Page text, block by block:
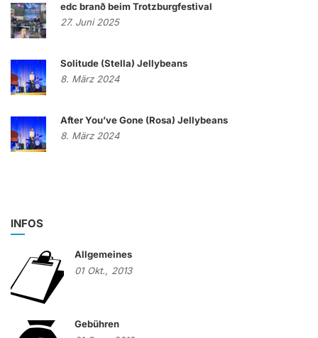
edc branð beim Trotzburgfestival
27. Juni 2025
Solitude (Stella) Jellybeans
8. März 2024
After You’ve Gone (Rosa) Jellybeans
8. März 2024
INFOS
Allgemeines
01 Okt., 2013
Gebühren